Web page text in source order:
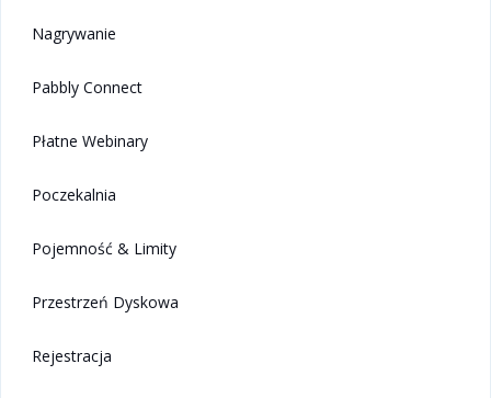
Nagrywanie
Pabbly Connect
Płatne Webinary
Poczekalnia
Pojemność & Limity
Przestrzeń Dyskowa
Rejestracja